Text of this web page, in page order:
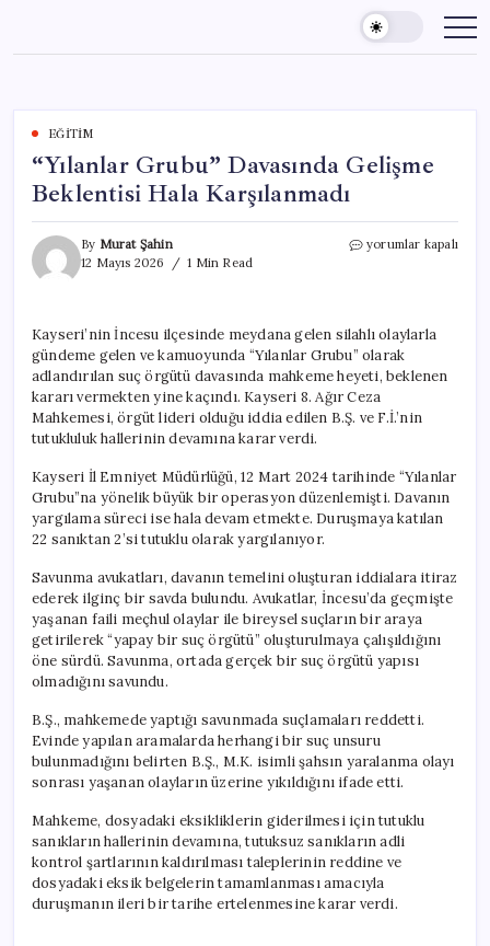
content
EĞITIM
“Yılanlar Grubu” Davasında Gelişme
Beklentisi Hala Karşılanmadı
By Murat Şahin
12 Mayıs 2026
1 Min Read
“Yılanlar
Hala
Karşılanmadı
için
yorumlar kapalı
Kayseri’nin İncesu ilçesinde meydana gelen silahlı olaylarla
gündeme gelen ve kamuoyunda “Yılanlar Grubu” olarak
adlandırılan suç örgütü davasında mahkeme heyeti, beklenen
kararı vermekten yine kaçındı. Kayseri 8. Ağır Ceza
Mahkemesi, örgüt lideri olduğu iddia edilen B.Ş. ve F.İ.’nin
tutukluluk hallerinin devamına karar verdi.
Kayseri İl Emniyet Müdürlüğü, 12 Mart 2024 tarihinde “Yılanlar
Grubu”na yönelik büyük bir operasyon düzenlemişti. Davanın
yargılama süreci ise hala devam etmekte. Duruşmaya katılan
22 sanıktan 2’si tutuklu olarak yargılanıyor.
Savunma avukatları, davanın temelini oluşturan iddialara itiraz
ederek ilginç bir savda bulundu. Avukatlar, İncesu’da geçmişte
yaşanan faili meçhul olaylar ile bireysel suçların bir araya
getirilerek “yapay bir suç örgütü” oluşturulmaya çalışıldığını
öne sürdü. Savunma, ortada gerçek bir suç örgütü yapısı
olmadığını savundu.
B.Ş., mahkemede yaptığı savunmada suçlamaları reddetti.
Evinde yapılan aramalarda herhangi bir suç unsuru
bulunmadığını belirten B.Ş., M.K. isimli şahsın yaralanma olayı
sonrası yaşanan olayların üzerine yıkıldığını ifade etti.
Mahkeme, dosyadaki eksikliklerin giderilmesi için tutuklu
sanıkların hallerinin devamına, tutuksuz sanıkların adli
kontrol şartlarının kaldırılması taleplerinin reddine ve
dosyadaki eksik belgelerin tamamlanması amacıyla
duruşmanın ileri bir tarihe ertelenmesine karar verdi.